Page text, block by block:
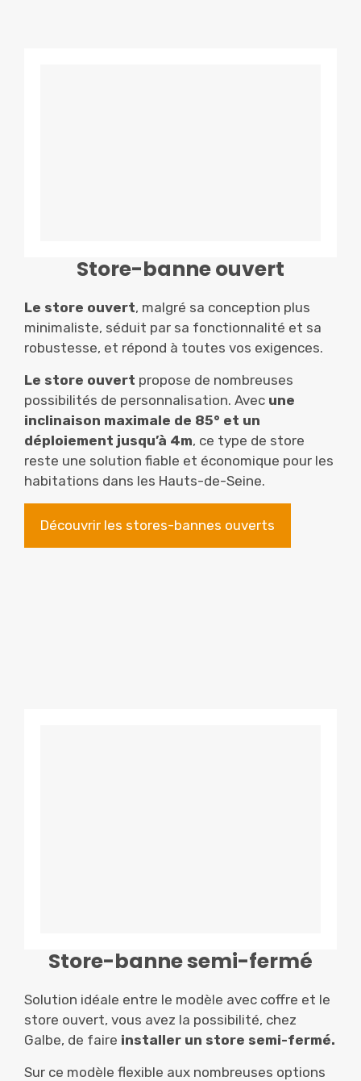
Store-banne ouvert
Le store ouvert, malgré sa conception plus
minimaliste, séduit par sa fonctionnalité et sa
robustesse, et répond à toutes vos exigences.
Le store ouvert propose de nombreuses
possibilités de personnalisation. Avec une
inclinaison maximale de 85° et un
déploiement jusqu’à 4m, ce type de store
reste une solution fiable et économique pour les
habitations dans les Hauts-de-Seine.
Découvrir les stores-bannes ouverts
Store-banne semi-fermé
Solution idéale entre le modèle avec coffre et le
store ouvert, vous avez la possibilité, chez
Galbe, de faire installer un store semi-fermé.
Sur ce modèle flexible aux nombreuses options